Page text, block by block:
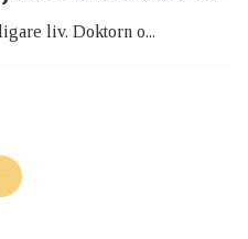
liv. Doktorn o...